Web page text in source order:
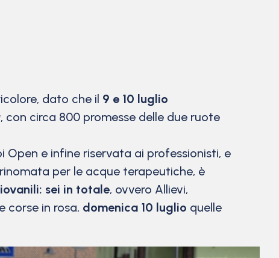
dato che il 9 e 10 luglio
, con circa 800 promesse delle due ruote
e infine riservata ai professionisti, e
per le acque terapeutiche, è
sei in totale, ovvero Allievi,
corse in rosa, domenica 10 luglio quelle